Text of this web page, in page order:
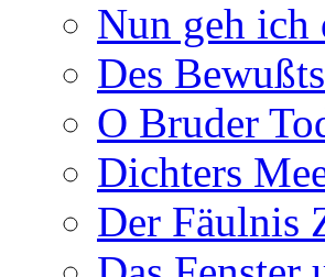
Nun geh ich
Des
O Bruder
Dichters
Der Fäulnis